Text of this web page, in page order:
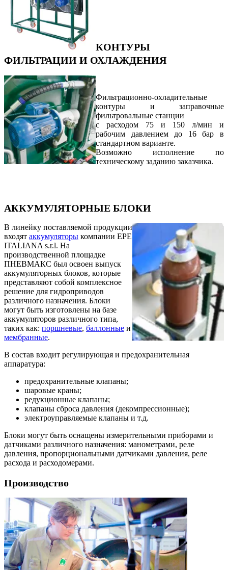
КОНТУРЫ
ФИЛЬТРАЦИИ И ОХЛАЖДЕНИЯ
Фильтрационно-охладительные
контуры и заправочные
фильтровальные станции
с расходом 75 и 150 л/мин и
рабочим давлением до 16 бар в
стандартном варианте.
Возможно исполнение по
техническому заданию заказчика.
АККУМУЛЯТОРНЫЕ БЛОКИ
В линейку поставляемой продукции
входят аккумуляторы компании EPE
ITALIANA s.r.l. На
производственной площадке
ПНЕВМАКС был освоен выпуск
аккумуляторных блоков, которые
представляют собой комплексное
решение для гидроприводов
различного назначения. Блоки
могут быть изготовлены на базе
аккумуляторов различного типа,
таких как: поршневые, баллонные и
мембранные.
В состав входит регулирующая и предохранительная
аппаратура:
предохранительные клапаны;
шаровые краны;
редукционные клапаны;
клапаны сброса давления (декомпрессионные);
электроуправляемые клапаны и т.д.
Блоки могут быть оснащены измерительными приборами и
датчиками различного назначения: манометрами, реле
давления, пропорциональными датчиками давления, реле
расхода и расходомерами.
Производство